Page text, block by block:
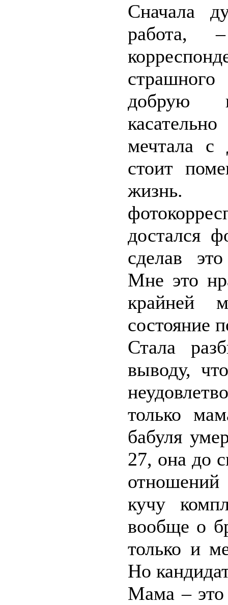
Сначала
страшного
добрую
мечтала с
стоит
жизнь.
достался
сделав
Мне это
крайней
состояние
Стала
выводу,
только
бабуля
27, она до
кучу
вообще о
только и
Но
Мама – это